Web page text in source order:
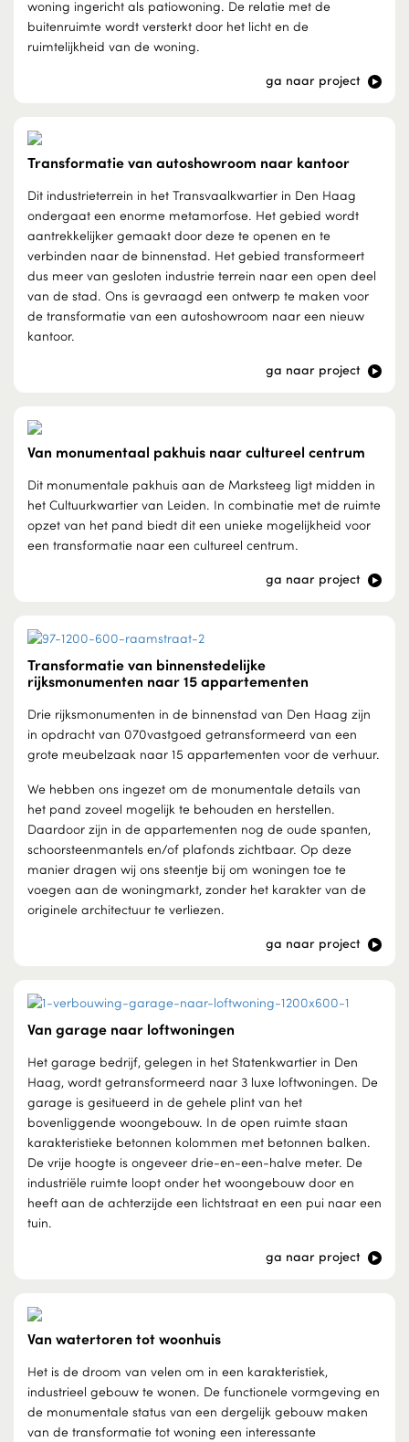
woning ingericht als patiowoning. De relatie met de
buitenruimte wordt versterkt door het licht en de
ruimtelijkheid van de woning.
ga naar project
Transformatie van autoshowroom naar kantoor
Dit industrieterrein in het Transvaalkwartier in Den Haag
ondergaat een enorme metamorfose. Het gebied wordt
aantrekkelijker gemaakt door deze te openen en te
verbinden naar de binnenstad. Het gebied transformeert
dus meer van gesloten industrie terrein naar een open deel
van de stad. Ons is gevraagd een ontwerp te maken voor
de transformatie van een autoshowroom naar een nieuw
kantoor.
ga naar project
Van monumentaal pakhuis naar cultureel centrum
Dit monumentale pakhuis aan de Marksteeg ligt midden in
het Cultuurkwartier van Leiden. In combinatie met de ruimte
opzet van het pand biedt dit een unieke mogelijkheid voor
een transformatie naar een cultureel centrum.
ga naar project
Transformatie van binnenstedelijke
rijksmonumenten naar 15 appartementen
Drie rijksmonumenten in de binnenstad van Den Haag zijn
in opdracht van 070vastgoed getransformeerd van een
grote meubelzaak naar 15 appartementen voor de verhuur.
We hebben ons ingezet om de monumentale details van
het pand zoveel mogelijk te behouden en herstellen.
Daardoor zijn in de appartementen nog de oude spanten,
schoorsteenmantels en/of plafonds zichtbaar. Op deze
manier dragen wij ons steentje bij om woningen toe te
voegen aan de woningmarkt, zonder het karakter van de
originele architectuur te verliezen.
ga naar project
Van garage naar loftwoningen
Het garage bedrijf, gelegen in het Statenkwartier in Den
Haag, wordt getransformeerd naar 3 luxe loftwoningen. De
garage is gesitueerd in de gehele plint van het
bovenliggende woongebouw. In de open ruimte staan
karakteristieke betonnen kolommen met betonnen balken.
De vrije hoogte is ongeveer drie-en-een-halve meter. De
industriële ruimte loopt onder het woongebouw door en
heeft aan de achterzijde een lichtstraat en een pui naar een
tuin.
ga naar project
Van watertoren tot woonhuis
Het is de droom van velen om in een karakteristiek,
industrieel gebouw te wonen. De functionele vormgeving en
de monumentale status van een dergelijk gebouw maken
van de transformatie tot woning een interessante